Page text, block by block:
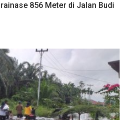
856 Meter di Jalan Budi